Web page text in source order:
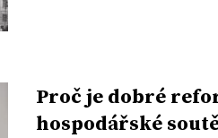
Proč je dobré
hospodářské